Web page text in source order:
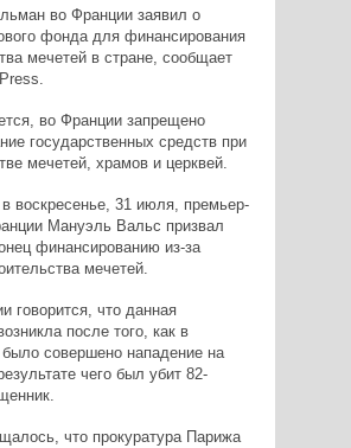
во Франции заявил о
фонда для финансирования
мечетей в стране, сообщает
во Франции запрещено
государственных средств при
мечетей, храмов и церквей.
воскресенье, 31 июля, премьер-
Мануэль Вальс призвал
финансированию из-за
мечетей.
говорится, что данная
после того, как в
совершено нападение на
чего был убит 82-
что прокуратура Парижа